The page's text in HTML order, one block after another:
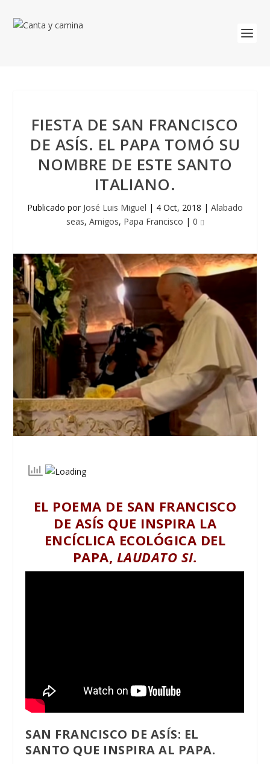
FIESTA DE SAN FRANCISCO
DE ASÍS. EL PAPA TOMÓ SU
NOMBRE DE ESTE SANTO
ITALIANO.
Publicado por José Luis Miguel | 4 Oct, 2018 | Alabado
seas, Amigos, Papa Francisco | 0
EL POEMA DE SAN FRANCISCO
DE ASÍS QUE INSPIRA LA
ENCÍCLICA ECOLÓGICA DEL
PAPA, LAUDATO SI.
SAN FRANCISCO DE ASÍS: EL
SANTO QUE INSPIRA AL PAPA.